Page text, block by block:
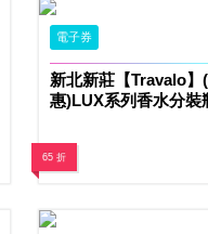
電子券
新北新莊【Travalo】
惠)LUX系列香水分裝
65 折